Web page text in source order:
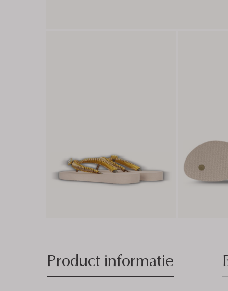
Product informatie